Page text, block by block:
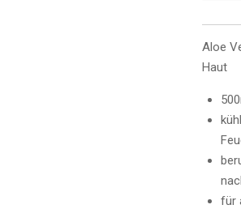
Aloe
Haut
für